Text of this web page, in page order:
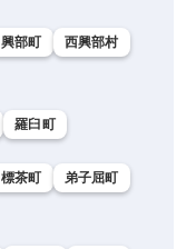
興部町
西興部村
羅臼町
標茶町
弟子屈町